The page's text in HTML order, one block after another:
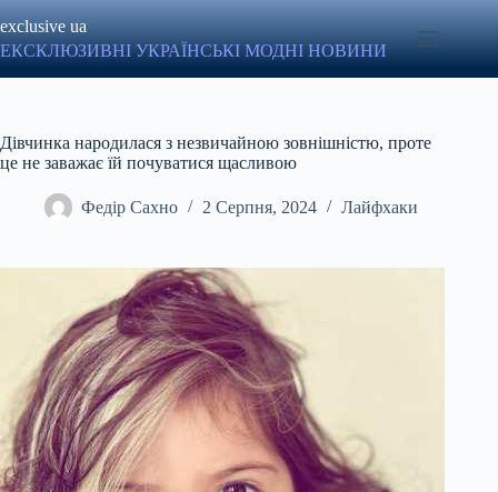
до
вмісту
exclusive ua
ЕКСКЛЮЗИВНІ УКРАЇНСЬКІ МОДНІ НОВИНИ
Дівчинка народилася з незвичайною зовнішністю, проте
це не заважає їй почуватися щасливою
Федір Сахно 2 Серпня, 2024 Лайфхаки